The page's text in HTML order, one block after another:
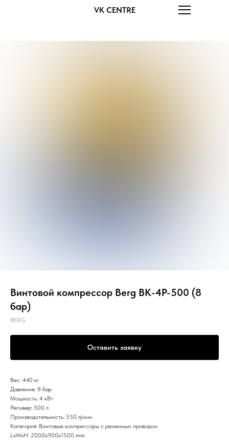
VK CENTRE
Винтовой компрессор Berg ВК-4Р-500 (8
бар)
BERG
Оставить заявку
Вес: 440 кг
Давление: 8 бар
Мощность: 4 кВт
Ресивер: 500 л
Производительность: 550 л/мин
Категория: Винтовые компрессоры с ременным приводом
LxWxH: 2000x900x1500 mm